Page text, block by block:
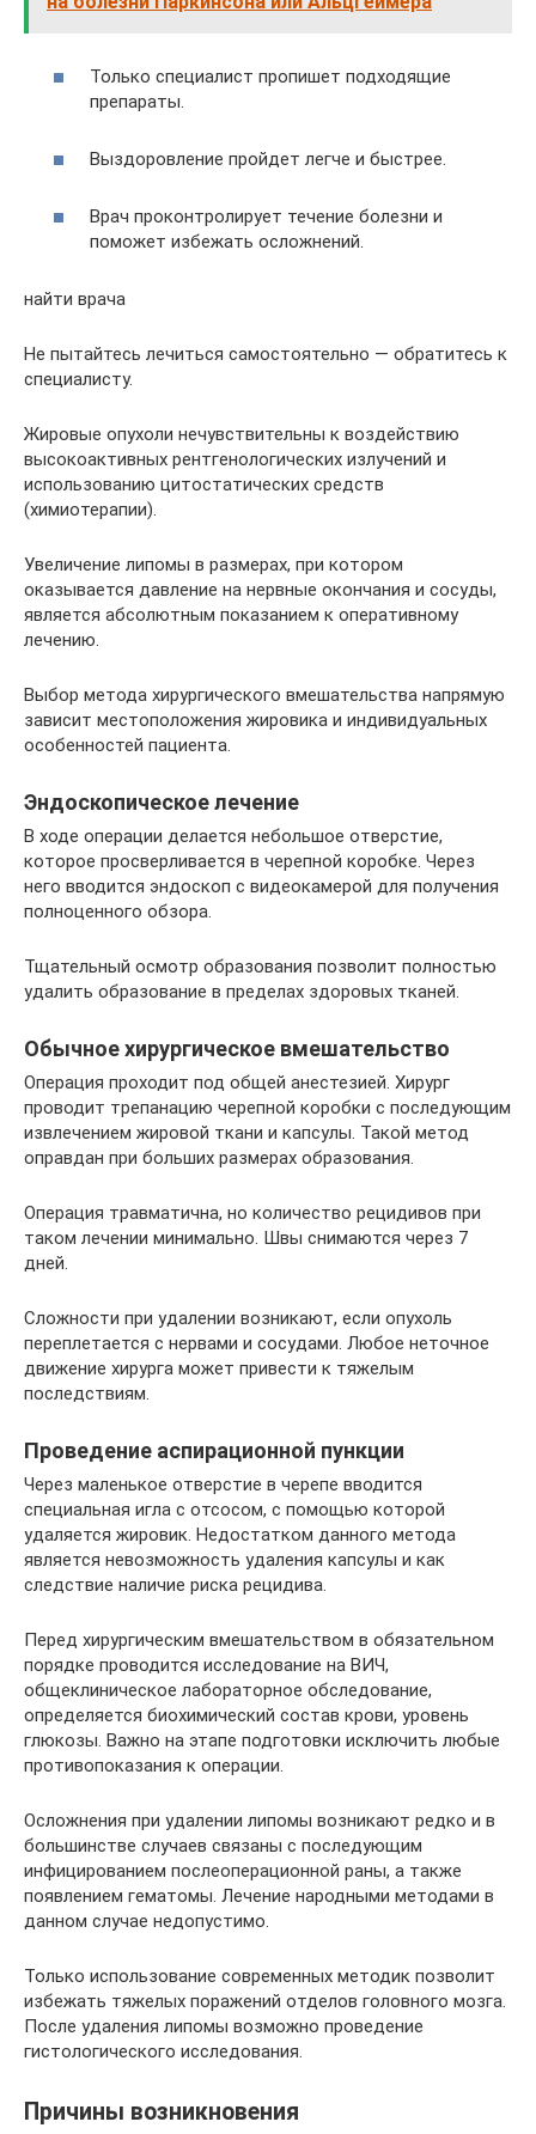
Только специалист пропишет подходящие
препараты.
Выздоровление пройдет легче и быстрее.
Врач проконтролирует течение болезни и
поможет избежать осложнений.
найти врача
Не пытайтесь лечиться самостоятельно — обратитесь к
специалисту.
Жировые опухоли нечувствительны к воздействию
высокоактивных рентгенологических излучений и
использованию цитостатических средств
(химиотерапии).
Увеличение липомы в размерах, при котором
оказывается давление на нервные окончания и сосуды,
является абсолютным показанием к оперативному
лечению.
Выбор метода хирургического вмешательства напрямую
зависит местоположения жировика и индивидуальных
особенностей пациента.
Эндоскопическое лечение
В ходе операции делается небольшое отверстие,
которое просверливается в черепной коробке. Через
него вводится эндоскоп с видеокамерой для получения
полноценного обзора.
Тщательный осмотр образования позволит полностью
удалить образование в пределах здоровых тканей.
Обычное хирургическое вмешательство
Операция проходит под общей анестезией. Хирург
проводит трепанацию черепной коробки с последующим
извлечением жировой ткани и капсулы. Такой метод
оправдан при больших размерах образования.
Операция травматична, но количество рецидивов при
таком лечении минимально. Швы снимаются через 7
дней.
Сложности при удалении возникают, если опухоль
переплетается с нервами и сосудами. Любое неточное
движение хирурга может привести к тяжелым
последствиям.
Проведение аспирационной пункции
Через маленькое отверстие в черепе вводится
специальная игла с отсосом, с помощью которой
удаляется жировик. Недостатком данного метода
является невозможность удаления капсулы и как
следствие наличие риска рецидива.
Перед хирургическим вмешательством в обязательном
порядке проводится исследование на ВИЧ,
общеклиническое лабораторное обследование,
определяется биохимический состав крови, уровень
глюкозы. Важно на этапе подготовки исключить любые
противопоказания к операции.
Осложнения при удалении липомы возникают редко и в
большинстве случаев связаны с последующим
инфицированием послеоперационной раны, а также
появлением гематомы. Лечение народными методами в
данном случае недопустимо.
Только использование современных методик позволит
избежать тяжелых поражений отделов головного мозга.
После удаления липомы возможно проведение
гистологического исследования.
Причины возникновения